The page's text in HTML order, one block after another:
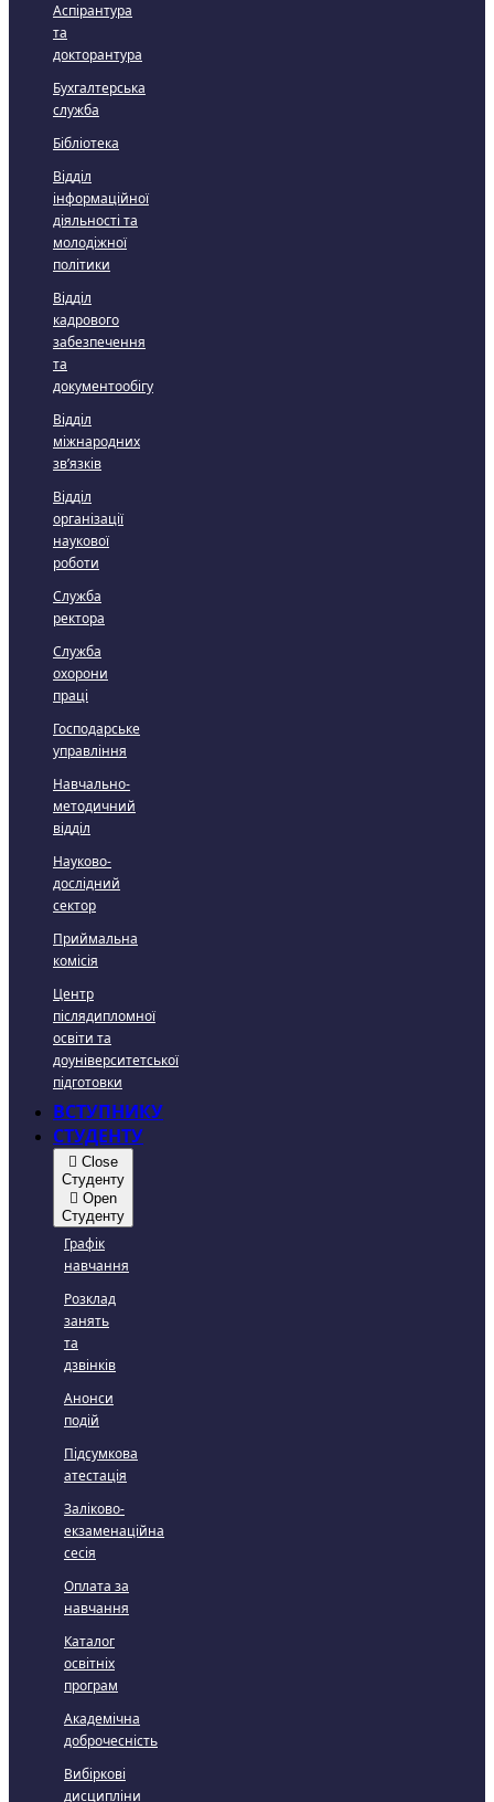
Аспірантура
та
докторантура
Бухгалтерська
служба
Бібліотека
Відділ
інформаційної
діяльності та
молодіжної
політики
Відділ
кадрового
забезпечення
та
документообігу
Відділ
міжнародних
зв’язків
Відділ
організації
наукової
роботи
Служба
ректора
Служба
охорони
праці
Господарське
управління
Навчально-
методичний
відділ
Науково-
дослідний
сектор
Приймальна
комісія
Центр
післядипломної
освіти та
доуніверситетської
підготовки
ВСТУПНИКУ
СТУДЕНТУ
Close
Студенту
Open
Студенту
Графік
навчання
Розклад
занять
та
дзвінків
Анонси
подій
Підсумкова
атестація
Заліково-
екзаменаційна
сесія
Оплата за
навчання
Каталог
освітніх
програм
Академічна
доброчесність
Вибіркові
дисципліни